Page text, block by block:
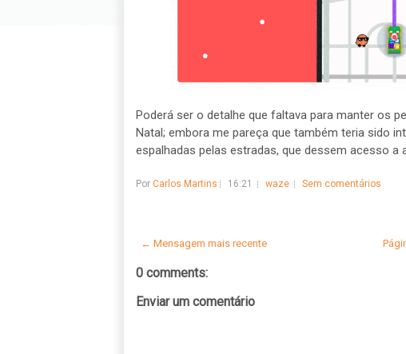
Poderá ser o detalhe que faltava para manter os
Natal; embora me pareça que também teria sido
espalhadas pelas estradas, que dessem acesso a
Por Carlos Martins 16:21 waze Sem comentários
← Mensagem mais recente
0 comments:
Enviar um comentário